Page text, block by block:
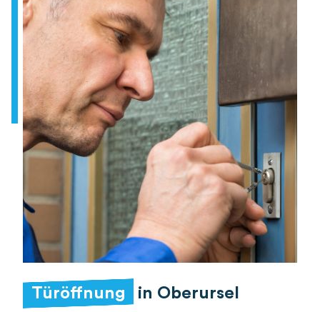
Türöffnung in Oberursel